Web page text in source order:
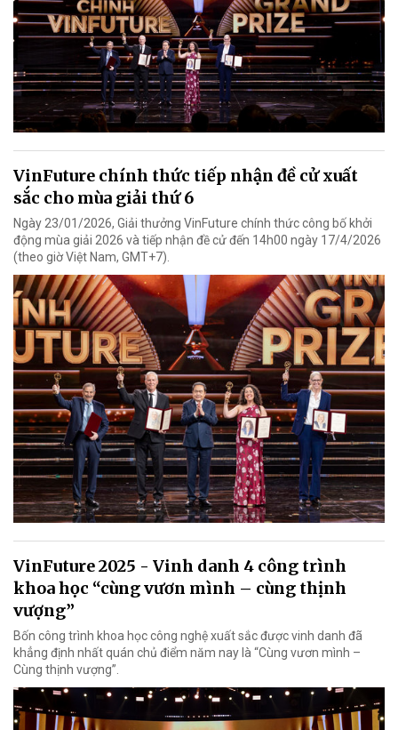
VinFuture chính thức tiếp nhận đề cử xuất
sắc cho mùa giải thứ 6
Ngày 23/01/2026, Giải thưởng VinFuture chính thức công bố khởi
động mùa giải 2026 và tiếp nhận đề cử đến 14h00 ngày 17/4/2026
(theo giờ Việt Nam, GMT+7).
VinFuture 2025 - Vinh danh 4 công trình
khoa học “cùng vươn mình – cùng thịnh
vượng”
Bốn công trình khoa học công nghệ xuất sắc được vinh danh đã
khẳng định nhất quán chủ điểm năm nay là “Cùng vươn mình –
Cùng thịnh vượng”.